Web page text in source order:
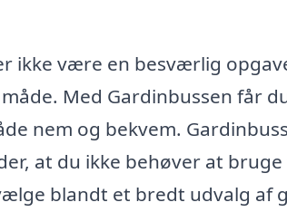
ikke være en besværlig
Med Gardinbussen får
nem og bekvem.
at du ikke behøver at
blandt et bredt udvalg af